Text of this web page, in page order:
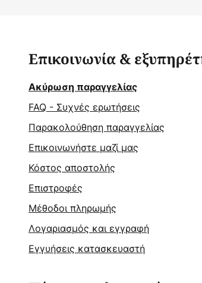
Επικοινωνία &
Ακύρωση παραγγελίας
FAQ - Συχνές ερωτήσεις
Παρακολούθηση παραγγελίας
Επικοινωνήστε μαζί μας
Κόστος αποστολής
Επιστροφές
Μέθοδοι πληρωμής
Λογαριασμός και εγγραφή
Εγγυήσεις κατασκευαστή